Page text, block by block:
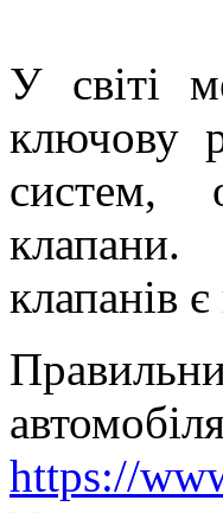
У світі
ключову
систем,
клапанів
https://